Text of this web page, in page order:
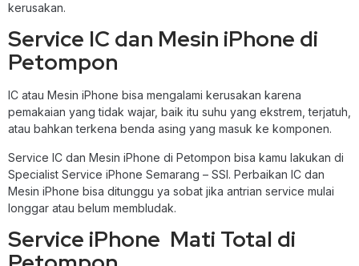
kerusakan.
Service IC dan Mesin iPhone di
Petompon
IC atau Mesin iPhone bisa mengalami kerusakan karena
pemakaian yang tidak wajar, baik itu suhu yang ekstrem, terjatuh,
atau bahkan terkena benda asing yang masuk ke komponen.
Service IC dan Mesin iPhone di Petompon bisa kamu lakukan di
Specialist Service iPhone Semarang – SSI. Perbaikan IC dan
Mesin iPhone bisa ditunggu ya sobat jika antrian service mulai
longgar atau belum membludak.
Service iPhone Mati Total di